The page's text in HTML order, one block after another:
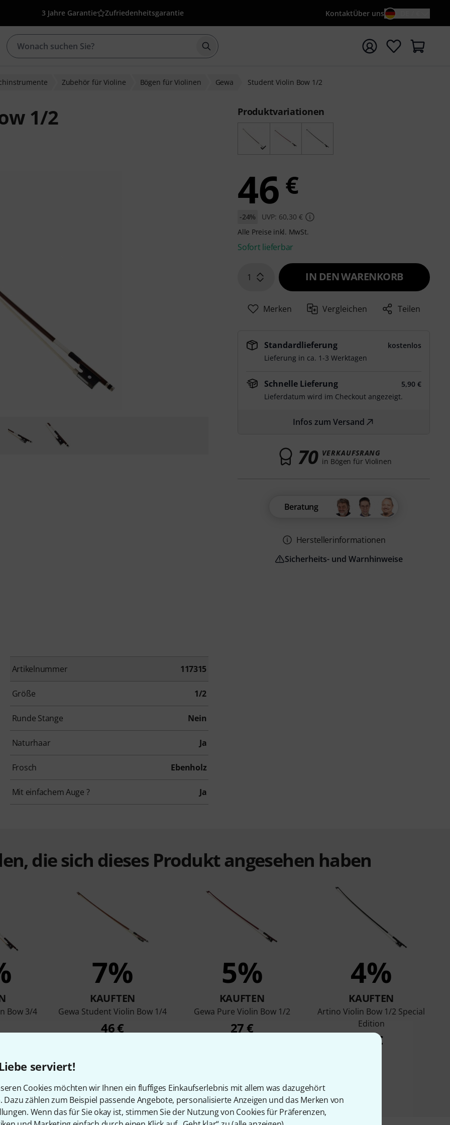
serviert!
Cookies möchten wir Ihnen ein fluffiges Einkaufserlebnis mit allem was dazugehört
Dazu zählen zum Beispiel passende Angebote, personalisierte Anzeigen und das Merken von
Wenn das für Sie okay ist, stimmen Sie der Nutzung von Cookies für Präferenzen,
3 Jahre Garantie Zufriedenheitsgarantie KontaktÜber uns
Suche mit Suchwort {searchTerm} starten
Zubehör für Violine Bögen für Violinen Gewa Student Violin Bow 1/2
1/2
Artikelnummer 117315
Größe 1/2
Runde Stange Nein
Naturhaar Ja
Frosch Ebenholz
Mit einfachem Auge ? Ja
Produktvariationen
46 €
-24%
UVP: 60,30 €
Alle Preise inkl. MwSt.
Sofort lieferbar
1 IN DEN WARENKORB
Merken Vergleichen Teilen
Standardlieferung
kostenlos
Lieferung in ca. 1-3 Werktagen
Schnelle Lieferung
5,90 €
Lieferdatum wird im Checkout angezeigt.
Infos zum Versand
70 VERKAUFSRANG
in Bögen für Violinen
Beratung
Herstellerinformationen
Sicherheits- und Warnhinweise
die sich dieses Produkt angesehen haben
Bow 3/4
7%
KAUFTEN
Gewa Student Violin Bow 1/4
46 €
5%
KAUFTEN
Gewa Pure Violin Bow 1/2
27 €
4%
KAUFTEN
Artino Violin Bow 1/2 Special
Edition
32 €
Vergleichen